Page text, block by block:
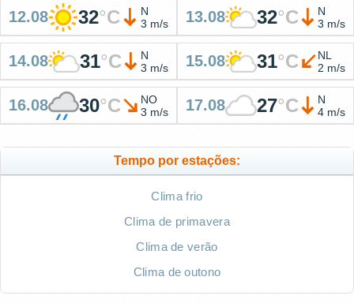
12.08 32°C
N
3 m/s
13.08 32°C
N
3 m/s
14.08 31°C
N
3 m/s
15.08 31°C
NL
2 m/s
16.08 30°C
NO
3 m/s
17.08 27°C
N
4 m/s
Tempo por estações:
Clima frio
Clima de primavera
Clima de verão
Clima de outono